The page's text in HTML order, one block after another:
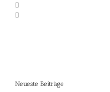
Neueste Beiträge